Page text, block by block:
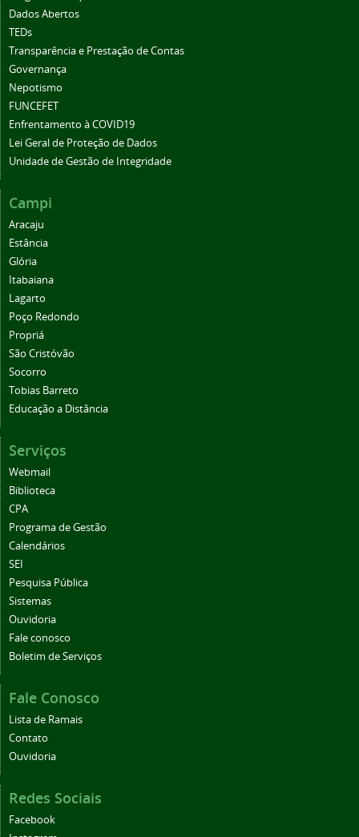
Dados Abertos
TEDs
Transparência e Prestação de Contas
Governança
Nepotismo
FUNCEFET
Enfrentamento à COVID19
Lei Geral de Proteção de Dados
Unidade de Gestão de Integridade
Campi
Aracaju
Estância
Glória
Itabaiana
Lagarto
Poço Redondo
Propriá
São Cristóvão
Socorro
Tobias Barreto
Educação a Distância
Serviços
Webmail
Biblioteca
CPA
Programa de Gestão
Calendários
SEI
Pesquisa Pública
Sistemas
Ouvidoria
Fale conosco
Boletim de Serviços
Fale Conosco
Lista de Ramais
Contato
Ouvidoria
Redes Sociais
Facebook